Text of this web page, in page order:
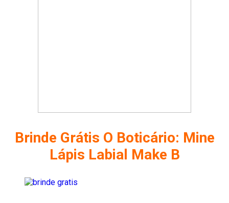
Brinde Grátis O Boticário: Mine
Lápis Labial Make B